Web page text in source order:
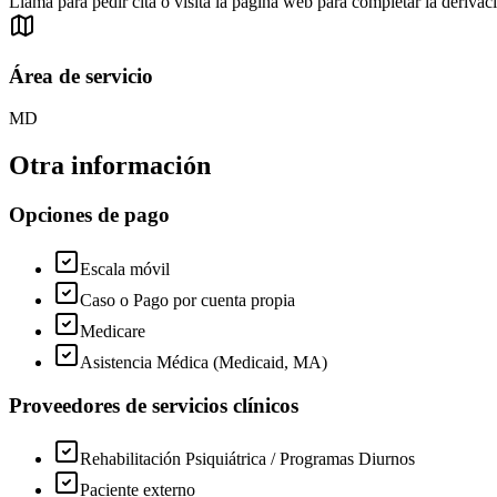
Área de servicio
MD
Otra información
Opciones de pago
Escala móvil
Caso o Pago por cuenta propia
Medicare
Asistencia Médica (Medicaid, MA)
Proveedores de servicios clínicos
Rehabilitación Psiquiátrica / Programas Diurnos
Paciente externo